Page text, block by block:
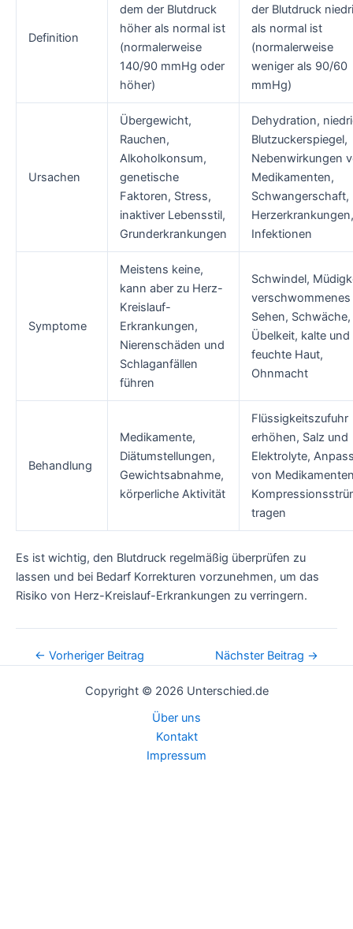
Definition
dem der Blutdruck
höher als normal ist
(normalerweise
140/90 mmHg oder
höher)
der Blutdruck
als normal ist
(normalerweise
weniger als 90/60
mmHg)
Ursachen
Übergewicht,
Rauchen,
Alkoholkonsum,
genetische
Faktoren, Stress,
inaktiver Lebensstil,
Grunderkrankungen
Dehydration,
Blutzuckerspiegel,
Nebenwirkungen
Medikamenten,
Schwangerschaft,
Herzerkrankungen,
Infektionen
Symptome
Meistens keine,
kann aber zu Herz-
Kreislauf-
Erkrankungen,
Nierenschäden und
Schlaganfällen
führen
Schwindel,
verschwommenes
Sehen, Schwäche,
Übelkeit, kalte und
feuchte Haut,
Ohnmacht
Behandlung
Medikamente,
Diätumstellungen,
Gewichtsabnahme,
körperliche Aktivität
Flüssigkeitszufuhr
erhöhen, Salz und
Elektrolyte,
von
tragen
Es ist wichtig, den Blutdruck regelmäßig überprüfen zu
lassen und bei Bedarf Korrekturen vorzunehmen, um das
Risiko von Herz-Kreislauf-Erkrankungen zu verringern.
Post← Vorheriger Beitrag Nächster Beitrag →
Copyright © 2026 Unterschied.de
Über uns
Kontakt
Impressum